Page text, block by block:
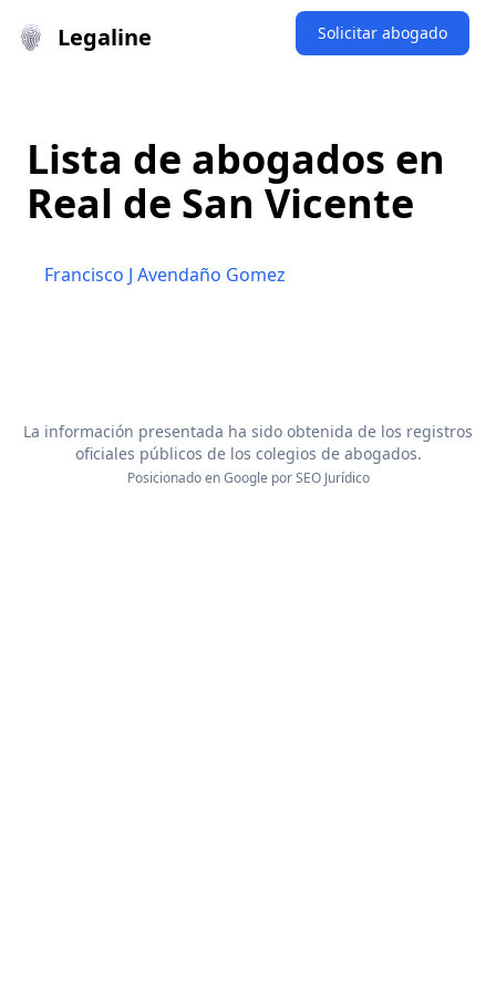
Legaline Solicitar abogado
Lista de abogados en
Real de San Vicente
Francisco J Avendaño Gomez
La información presentada ha sido obtenida de los registros
oficiales públicos de los colegios de abogados.
Posicionado en Google porSEO Jurídico